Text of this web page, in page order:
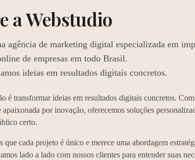
aWebstudio
agência de marketing digital especializada em
de empresas em todo Brasil.
ideias em resultados digitais concretos.
é transformar ideias em resultados digitais concretos.
apaixonada por inovação, oferecemos soluções
certo.
que cada projeto é único e merece uma abordagem
lado a lado com nossos clientes para entender suas